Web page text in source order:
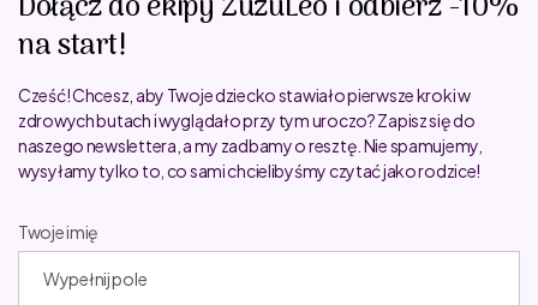
na start!
Cześć! Chcesz, aby Twoje dziecko stawiało pierwsze kroki w
zdrowych butach i wyglądało przy tym uroczo? Zapisz się do
naszego newslettera, a my zadbamy o resztę. Nie spamujemy,
wysyłamy tylko to, co sami chcielibyśmy czytać jako rodzice!
Twoje imię